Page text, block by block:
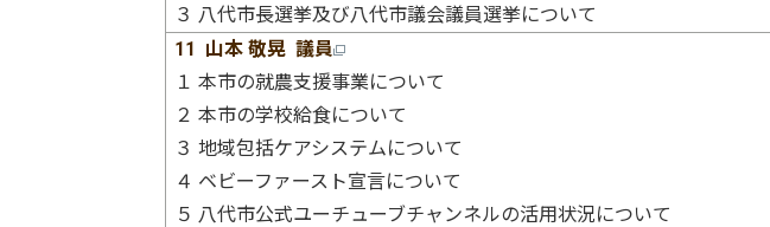
３ 八代市長選挙及び八代市議会議員選挙について
11 山本 敬晃 議員
１ 本市の就農支援事業について
２ 本市の学校給食について
３ 地域包括ケアシステムについて
４ ベビーファースト宣言について
５ 八代市公式ユーチューブチャンネルの活用状況について